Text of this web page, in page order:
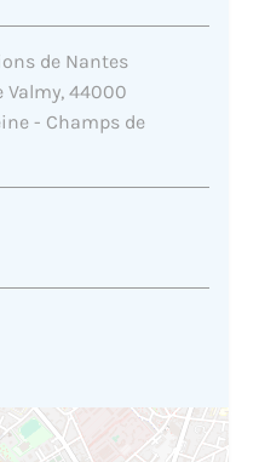
de Nantes
Valmy, 44000
- Champs de